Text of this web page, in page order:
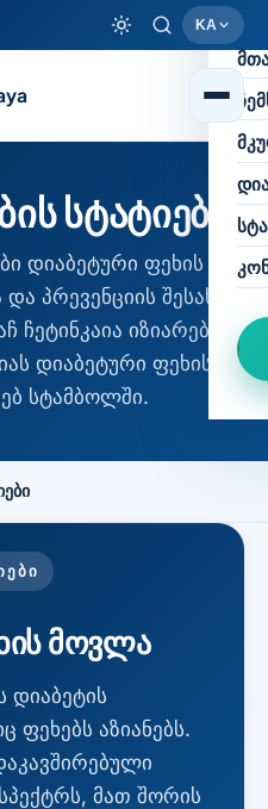
KA
სტატიები
დიაბეტური ფეხის
პრევენციის შესახებ.
იზიარებს
დიაბეტური ფეხის
სტამბოლში.
მოვლა
დიაბეტის
აზიანებს.
მათ შორის